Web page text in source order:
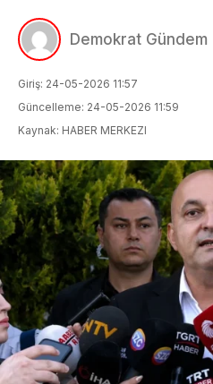
Demokrat Gündem
Giriş: 24-05-2026 11:57
Güncelleme: 24-05-2026 11:59
Kaynak: HABER MERKEZI